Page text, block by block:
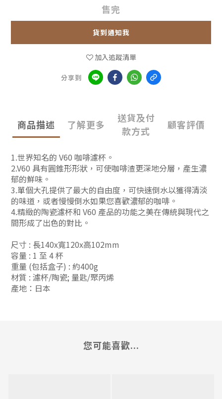
售完
貨到通知我
加入追蹤清單
分享到
商品描述 了解更多
送貨及付
款方式
顧客評價
1.世界知名的 V60 咖啡濾杯。
2.V60 具有圓錐形形狀，可使咖啡渣更深地分層，產生濃
郁的鮮味。
3.單個大孔提供了最大的自由度，可快速倒水以獲得清淡
的味道，或者慢慢倒水如果您喜歡濃郁的咖啡。
4.精緻的陶瓷濾杯和 V60 產品的功能之美在傳統與現代之
間形成了出色的對比。
尺寸 : 長140x寬120x高102mm
容量 : 1 至 4 杯
重量 (包括盒子) : 約400g
材質 : 濾杯/陶瓷; 量匙/聚丙烯
產地：日本
您可能喜歡...